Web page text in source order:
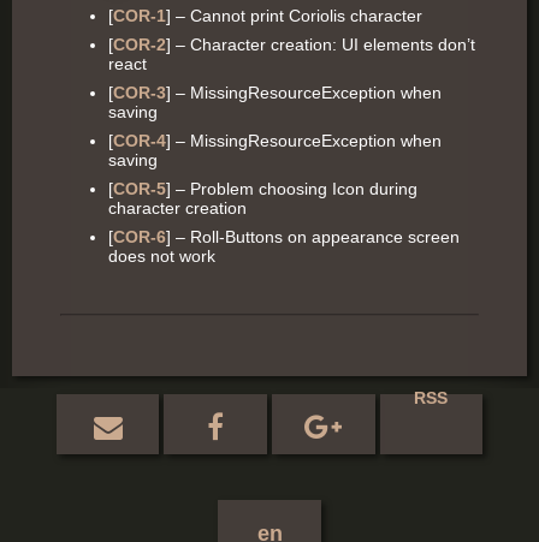
[COR-1] – Cannot print Coriolis character
[COR-2] – Character creation: UI elements don’t
react
[COR-3] – MissingResourceException when
saving
[COR-4] – MissingResourceException when
saving
[COR-5] – Problem choosing Icon during
character creation
[COR-6] – Roll-Buttons on appearance screen
does not work
RSS
en